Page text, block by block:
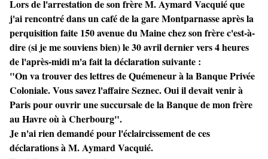
Lors de l'arrestation de son frère M. Aymard Vacquié que
j'ai rencontré dans un café de la gare Montparnasse après la
perquisition faite 150 avenue du Maine chez son frère c'est-à-
dire (si je me souviens bien) le 30 avril dernier vers 4 heures
de l'après-midi m'a fait la déclaration suivante :
"On va trouver des lettres de Quémeneur à la Banque Privée
Coloniale. Vous savez l'affaire Seznec. Oui il devait venir à
Paris pour ouvrir une succursale de la Banque de mon frère
au Havre où à Cherbourg".
Je n'ai rien demandé pour l'éclaircissement de ces
déclarations à M. Aymard Vacquié.